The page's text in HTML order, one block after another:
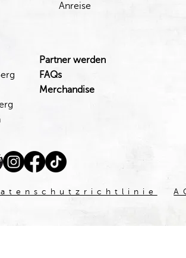
Anreise
Partner werden
FAQs
Merchandise